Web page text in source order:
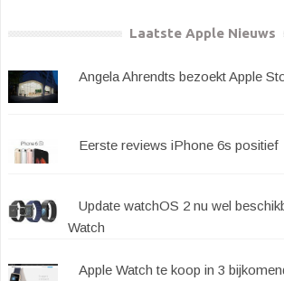
Laatste Apple Nieuws
Angela Ahrendts bezoekt Apple
Eerste reviews iPhone 6s positief
Update watchOS 2 nu wel
Watch
Apple Watch te koop in 3